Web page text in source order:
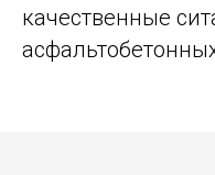
качественные